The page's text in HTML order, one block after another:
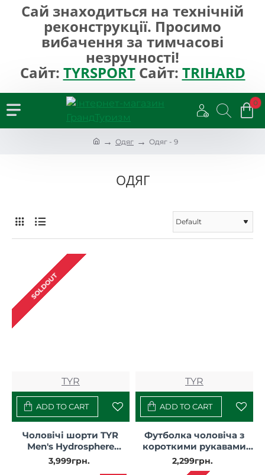
Сай знаходиться на технічній
реконструкції. Просимо
вибачення за тимчасові
незручності!
Сайт: TYRSPORTСайт: TRIHARD
0
Одяг Одяг - 9
ОДЯГ
SOLDOUT
TYR
Чоловічі шорти TYR
Men's Hydrosphere
Unbroken Lined 7 - Solid
3,999грн.
ADD TO CART
TYR
Футболка чоловіча з
короткими рукавами
TYR Men's ClimaDry Big
Logo Tech Tee - Solid
2,299грн.
ADD TO CART